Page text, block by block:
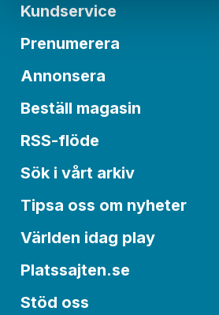
Kundservice
Prenumerera
Annonsera
Beställ magasin
RSS-flöde
Sök i vårt arkiv
Tipsa oss om nyheter
Världen idag play
Platssajten.se
Stöd oss